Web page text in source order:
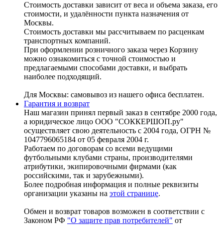
Стоимость доставки зависит от веса и объема заказа, его
стоимости, и удалённости пункта назначения от
Москвы.
Стоимость доставки мы рассчитываем по расценкам
транспортных компаний.
При оформлении розничного заказа через Корзину
можно ознакомиться с точной стоимостью и
предлагаемыми способами доставки, и выбрать
наиболее подходящий.
Для Москвы: самовывоз из нашего офиса бесплатен.
Гарантия и возврат
Наш магазин принял первый заказ в сентябре 2000 года,
а юридическое лицо ООО "СОККЕРШОП.ру"
осуществляет свою деятельность с 2004 года, ОГРН №
1047796065184 от 05 февраля 2004 г.
Работаем по договорам со всеми ведущими
футбольными клубами страны, производителями
атрибутики, экипировочными фирмами (как
российскими, так и зарубежными).
Более подробная информация и полные реквизиты
организации указаны на этой странице.
Обмен и возврат товаров возможен в соответствии с
Законом РФ "О защите прав потребителей" от